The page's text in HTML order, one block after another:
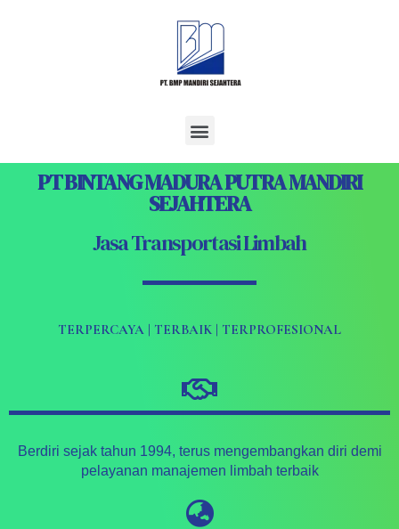
PT BINTANG MADURA PUTRA MANDIRI
SEJAHTERA
Jasa Transportasi Limbah
TERPERCAYA | TERBAIK | TERPROFESIONAL
Berdiri sejak tahun 1994, terus mengembangkan diri demi
pelayanan manajemen limbah terbaik